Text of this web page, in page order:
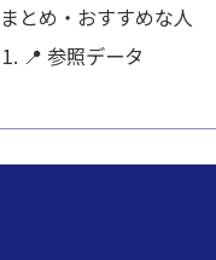
まとめ・おすすめな人
📍 参照データ